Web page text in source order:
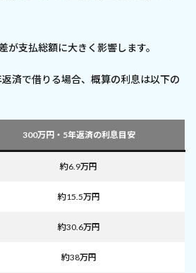
が支払総額に大きく影響します。
済で借りる場合、概算の利息は以下の
300万円・5年返済の利息目安
約6.9万円
約15.5万円
約30.6万円
約38万円